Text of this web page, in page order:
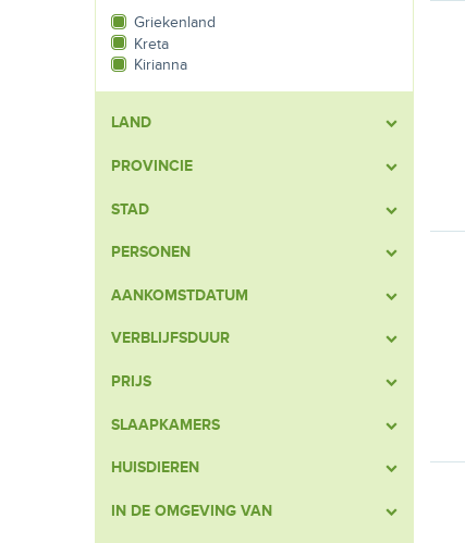
Griekenland
Kreta
Kirianna
LAND
PROVINCIE
STAD
PERSONEN
AANKOMSTDATUM
VERBLIJFSDUUR
PRIJS
SLAAPKAMERS
HUISDIEREN
IN DE OMGEVING VAN